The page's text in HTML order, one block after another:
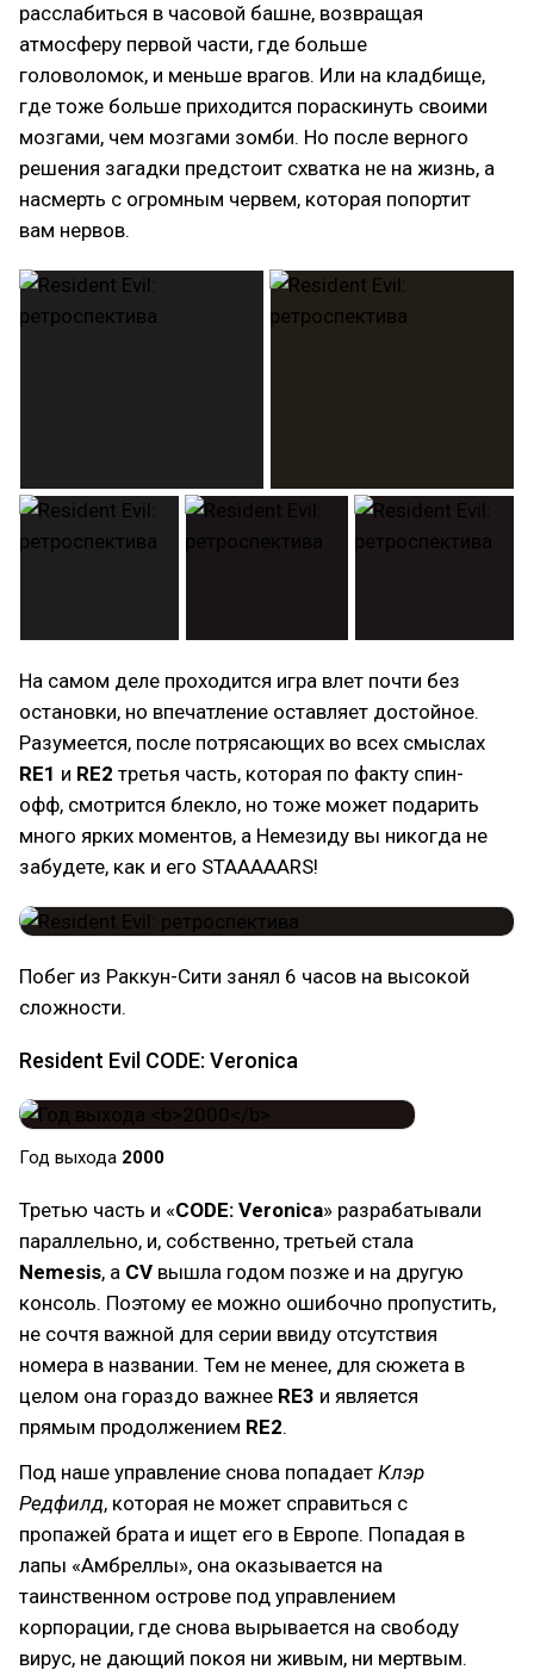
расслабиться в часовой башне, возвращая
атмосферу первой части, где больше
головоломок, и меньше врагов. Или на кладбище,
где тоже больше приходится пораскинуть своими
мозгами, чем мозгами зомби. Но после верного
решения загадки предстоит схватка не на жизнь, а
насмерть с огромным червем, которая попортит
вам нервов.
На самом деле проходится игра влет почти без
остановки, но впечатление оставляет достойное.
Разумеется, после потрясающих во всех смыслах
RE1 и RE2 третья часть, которая по факту спин-
офф, смотрится блекло, но тоже может подарить
много ярких моментов, а Немезиду вы никогда не
забудете, как и его STAAAAARS!
Побег из Раккун-Сити занял 6 часов на высокой
сложности.
Resident Evil CODE: Veronica
Год выхода 2000
Третью часть и «CODE: Veronica» разрабатывали
параллельно, и, собственно, третьей стала
Nemesis, а CV вышла годом позже и на другую
консоль. Поэтому ее можно ошибочно пропустить,
не сочтя важной для серии ввиду отсутствия
номера в названии. Тем не менее, для сюжета в
целом она гораздо важнее RE3 и является
прямым продолжением RE2.
Под наше управление снова попадает Клэр
Редфилд, которая не может справиться с
пропажей брата и ищет его в Европе. Попадая в
лапы «Амбреллы», она оказывается на
таинственном острове под управлением
корпорации, где снова вырывается на свободу
вирус, не дающий покоя ни живым, ни мертвым.